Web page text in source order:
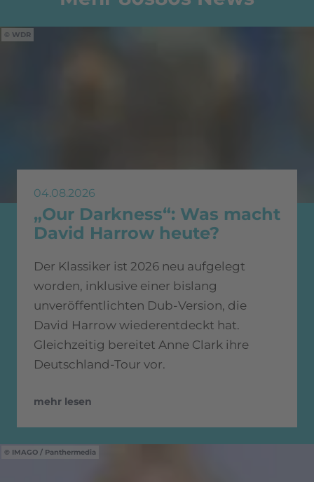
WDR
04.08.2026
„Our Darkness“: Was macht
David Harrow heute?
Der Klassiker ist 2026 neu aufgelegt
worden, inklusive einer bislang
unveröffentlichten Dub-Version, die
David Harrow wiederentdeckt hat.
Gleichzeitig bereitet Anne Clark ihre
Deutschland-Tour vor.
mehr lesen
IMAGO / Panthermedia